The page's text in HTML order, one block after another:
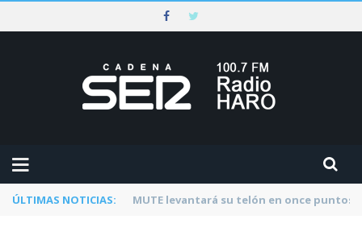
ÚLTIMAS NOTICIAS: Rescatado un ciclista accidentado en un